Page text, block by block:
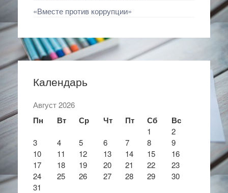
«Вместе против коррупции»
Календарь
Август 2026
Пн Вт Ср Чт Пт Сб Вс
1
2
3
4 5 6 7 8
9
10
11 12 13 14 15
16
17
18 19 20 21 22
23
24
25 26 27 28 29
30
31